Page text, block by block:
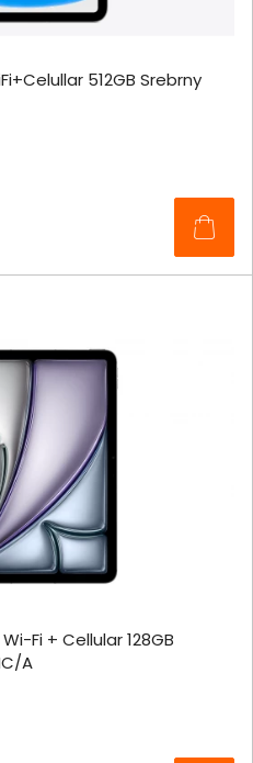
512GB Srebrny
Fi + Cellular 128GB
A